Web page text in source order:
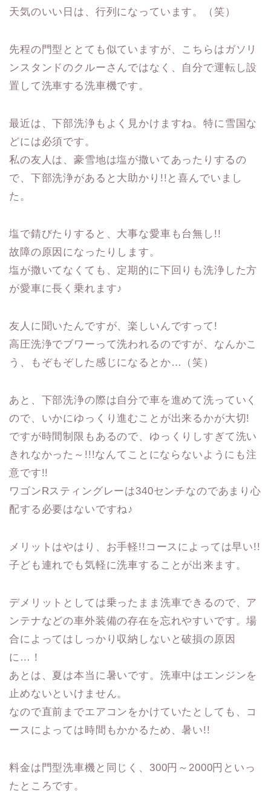
天気のいい日は、行列になっています。（笑）
先程の門型ととても似ていますが、こちらはガソリ
ンスタンドのクルーさんではなく、自分で運転し設
置して洗車する洗車機です。
最近は、下部洗浄もよく見かけますね。特に雪国な
どには必須です。
私の友人は、豪雪地は塩が撒いてあったりするの
で、下部洗浄があると大助かり!!と喜んでいまし
た。
塩で錆びたりすると、大事な愛車も台無し!!
故障の原因になったりします。
塩が撒いてなくても、定期的に下回りも洗浄した方
が愛車に長く乗れます♪
友人に聞いたんですが、楽しいんですって!
高圧洗浄でブワーって洗われるのですが、なんかこ
う、もぞもぞした感じになるとか…（笑）
あと、下部洗浄の際は自分で車を進めて洗っていく
ので、いかにゆっくり進むことが出来るかが大切!
ですが時間制限もあるので、ゆっくりしすぎて洗い
きれなかった～!!!なんてことにならないようにも注
意です!!
ワゴンRスティングレーは340センチなのであまり心
配する必要はないですね♪
メリットはやはり、お手軽!!コースによっては早い!!
子ども連れでも気軽に洗車することが出来ます。
デメリットとしては乗ったまま洗車できるので、ア
ンテナなどの車外装備の存在を忘れやすいです。場
合によってはしっかり収納しないと破損の原因
に…！
あとは、夏は本当に暑いです。洗車中はエンジンを
止めないといけません。
なので直前までエアコンをかけていたとしても、コ
ースによっては時間もかかるため、暑い!!
料金は門型洗車機と同じく、300円～2000円といっ
たところです。